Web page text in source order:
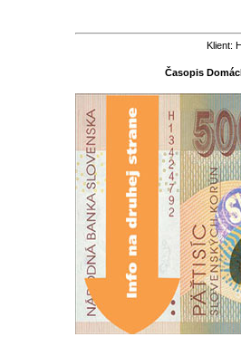
Klient:
Časopis